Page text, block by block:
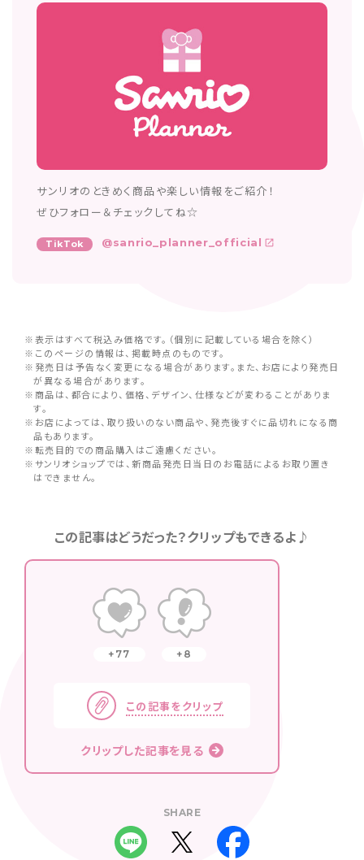
サンリオのときめく商品や楽しい情報をご紹介！
ぜひフォロー＆チェックしてね☆
TikTok @sanrio_planner_official
※表示はすべて税込み価格です。（個別に記載している場合を除く）
※このページの情報は、掲載時点のものです。
※発売日は予告なく変更になる場合があります。また、お店により発売日
が異なる場合があります。
※商品は、都合により、価格、デザイン、仕様などが変わることがありま
す。
※お店によっては、取り扱いのない商品や、発売後すぐに品切れになる商
品もあります。
※転売目的での商品購入はご遠慮ください。
※サンリオショップでは、新商品発売日当日のお電話によるお取り置き
はできません。
この記事はどうだった？クリップもできるよ♪
77 8
この記事をクリップ
クリップした記事を見る
SHARE